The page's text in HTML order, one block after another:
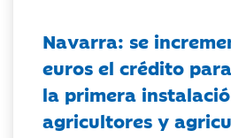
Navarra: se
euros el crédito
la primera
agricultores y